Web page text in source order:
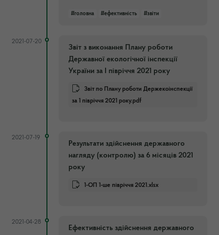
#головна #ефективність #звіти
2021-07-20
Звіт з виконання Плану роботи
Державної екологічної інспекції
України за І півріччя 2021 року
Звіт по Плану роботи Держекоінспекції
за 1 півріччя 2021 року.pdf
2021-07-19
Результати здійснення державного
нагляду (контролю) за 6 місяців 2021
року
1-ОП 1-ше півріччя 2021.xlsx
2021-04-28
Ефективність здійснення державного